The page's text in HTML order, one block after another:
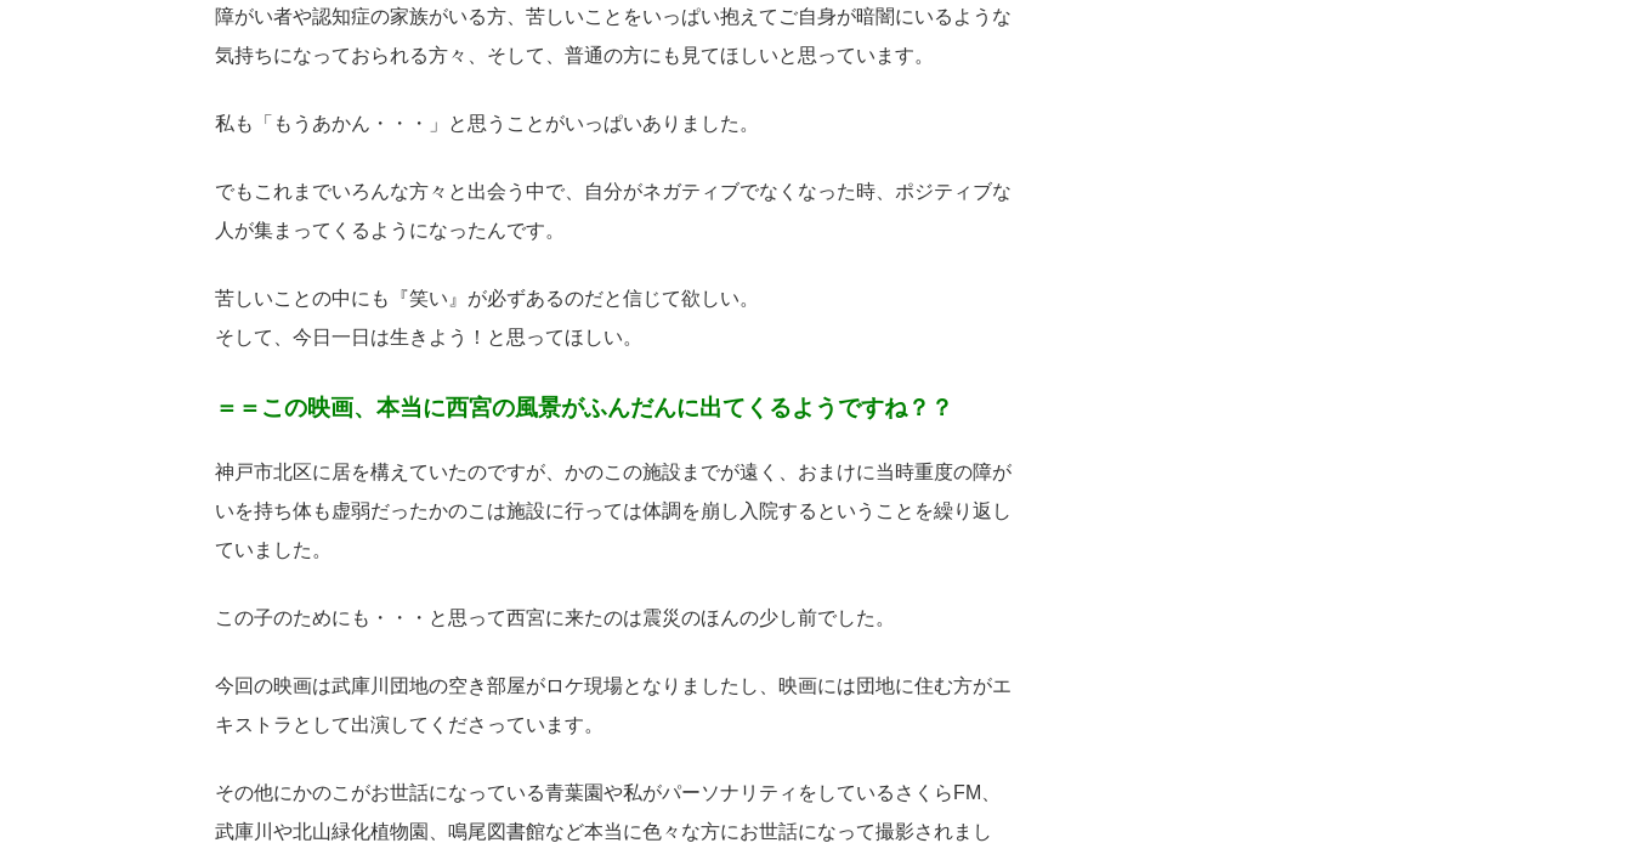
障がい者や認知症の家族がいる方、苦しいことをいっぱい抱えてご自身が暗闇にいるような
気持ちになっておられる方々、そして、普通の方にも見てほしいと思っています。
私も「もうあかん・・・」と思うことがいっぱいありました。
でもこれまでいろんな方々と出会う中で、自分がネガティブでなくなった時、ポジティブな
人が集まってくるようになったんです。
苦しいことの中にも『笑い』が必ずあるのだと信じて欲しい。
そして、今日一日は生きよう！と思ってほしい。
＝＝この映画、本当に西宮の風景がふんだんに出てくるようですね？？
神戸市北区に居を構えていたのですが、かのこの施設までが遠く、おまけに当時重度の障が
いを持ち体も虚弱だったかのこは施設に行っては体調を崩し入院するということを繰り返し
ていました。
この子のためにも・・・と思って西宮に来たのは震災のほんの少し前でした。
今回の映画は武庫川団地の空き部屋がロケ現場となりましたし、映画には団地に住む方がエ
キストラとして出演してくださっています。
その他にかのこがお世話になっている青葉園や私がパーソナリティをしているさくらFM、
武庫川や北山緑化植物園、鳴尾図書館など本当に色々な方にお世話になって撮影されまし